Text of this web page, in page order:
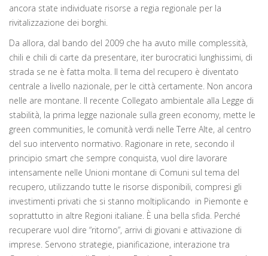
ancora state individuate risorse a regia regionale per la
rivitalizzazione dei borghi.
Da allora, dal bando del 2009 che ha avuto mille complessità,
chili e chili di carte da presentare, iter burocratici lunghissimi, di
strada se ne è fatta molta. Il tema del recupero è diventato
centrale a livello nazionale, per le città certamente. Non ancora
nelle are montane. Il recente Collegato ambientale alla Legge di
stabilità, la prima legge nazionale sulla green economy, mette le
green communities, le comunità verdi nelle Terre Alte, al centro
del suo intervento normativo. Ragionare in rete, secondo il
principio smart che sempre conquista, vuol dire lavorare
intensamente nelle Unioni montane di Comuni sul tema del
recupero, utilizzando tutte le risorse disponibili, compresi gli
investimenti privati che si stanno moltiplicando in Piemonte e
soprattutto in altre Regioni italiane. È una bella sfida. Perché
recuperare vuol dire “ritorno”, arrivi di giovani e attivazione di
imprese. Servono strategie, pianificazione, interazione tra